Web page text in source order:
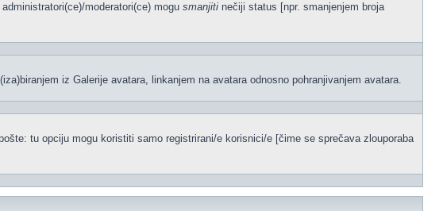
moderatori(ce) mogu smanjiti nečiji status [npr. smanjenjem broja
iz Galerije avatara, linkanjem na avatara odnosno pohranjivanjem avatara.
tu opciju mogu koristiti samo registrirani/e korisnici/e [čime se sprečava zlouporaba